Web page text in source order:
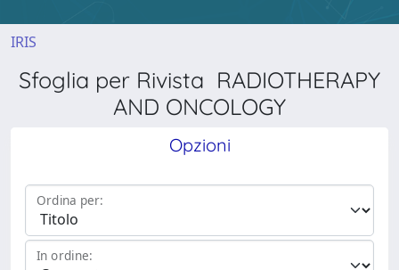
IRIS
Sfoglia per Rivista RADIOTHERAPY
AND ONCOLOGY
Opzioni
Ordina per:
In ordine: